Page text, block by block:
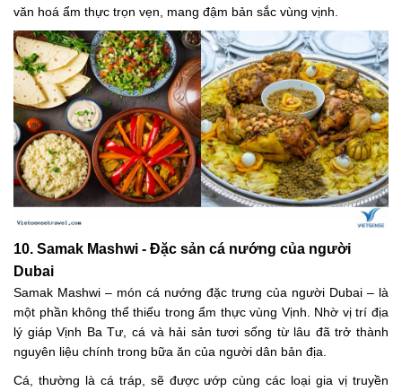
văn hoá ẩm thực trọn vẹn, mang đậm bản sắc vùng vịnh.
10. Samak Mashwi - Đặc sản cá nướng của người
Dubai
Samak Mashwi – món cá nướng đặc trưng của người Dubai – là
một phần không thể thiếu trong ẩm thực vùng Vịnh. Nhờ vị trí địa
lý giáp Vịnh Ba Tư, cá và hải sản tươi sống từ lâu đã trở thành
nguyên liệu chính trong bữa ăn của người dân bản địa.
Cá, thường là cá tráp, sẽ được ướp cùng các loại gia vị truyền